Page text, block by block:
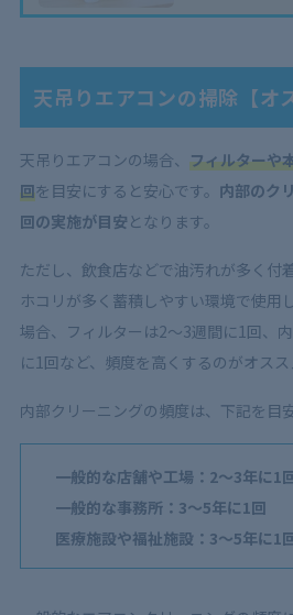
天吊りエアコンの掃除【オ
天吊りエアコンの場合、 フィルターや
回を目安にすると安心です。 内部のク
回の実施が目安 となります。
ただし、飲食店などで油汚れが多く付
ホコリが多く蓄積しやすい環境で使用
場合、フィルターは2～3週間に1回、
に1回など、頻度を高くするのがオスス
内部クリーニングの頻度は、下記を目
一般的な店舗や工場：2～3年に1
一般的な事務所：3～5年に1回
医療施設や福祉施設：3～5年に1